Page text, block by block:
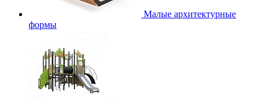
Малые архитектурные
формы